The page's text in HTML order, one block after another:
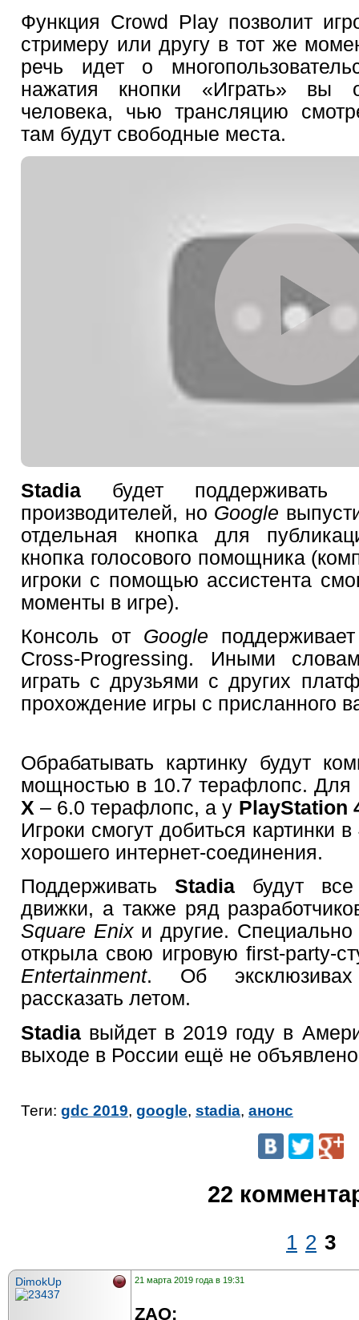
Функция Crowd Play позволит
стримеру или другу в тот же
речь идет о
нажатия кнопки «Играть» вы
человека, чью трансляцию
там будут свободные места.
Stadia будет поддерживать
производителей, но Google
отдельная кнопка для
кнопка голосового помощника
игроки с помощью ассистента
моменты в игре).
Консоль от Google
Cross-Progressing. Иными
играть с друзьями с других
прохождение игры с присланного
Обрабатывать картинку будут
мощностью в 10.7 терафлопс. Для
X – 6.0 терафлопс, а у PlayStation
Игроки смогут добиться картинки
хорошего интернет-соединения.
Поддерживать Stadia будут
движки, а также ряд
Square Enixи другие.
открыла свою игровую first-party-
Entertainment. Об
рассказать летом.
Stadia выйдет в 2019 году в
выходе в России ещё не
Теги: gdc 2019, google, stadia, анонс
22
1 2 3
DimokUp 21 марта 2019 года в 19:31
ZAO: